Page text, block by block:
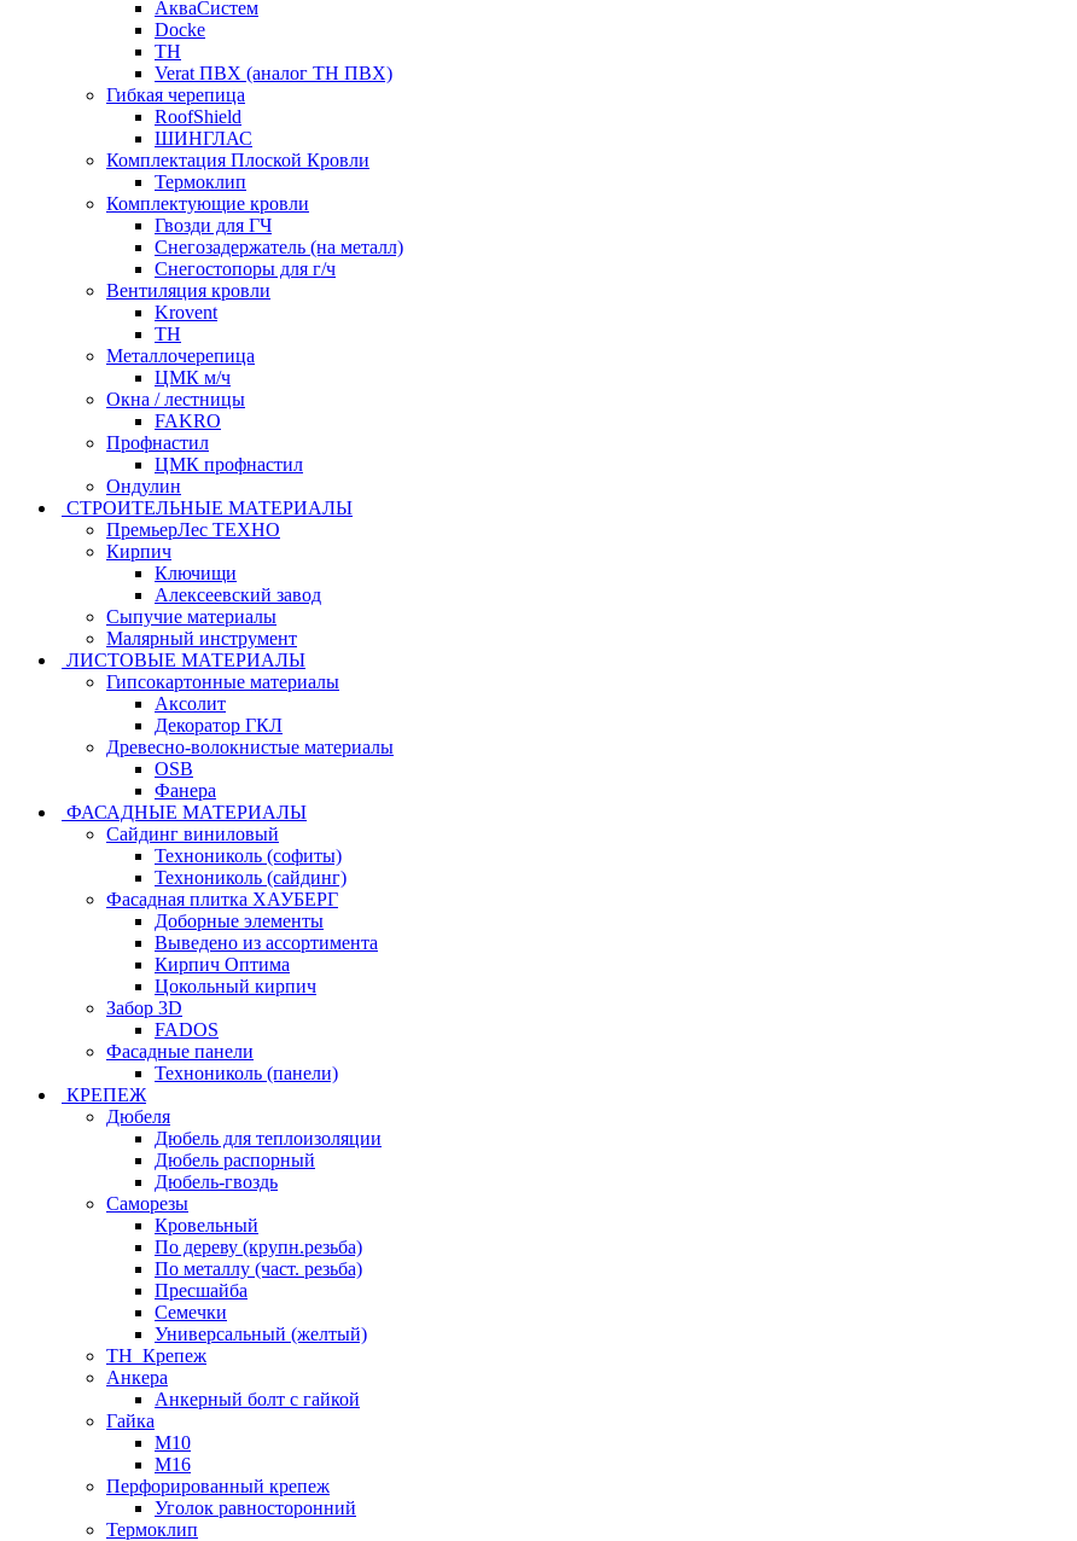
АкваСистем
Docke
ТН
Verat ПВХ (аналог ТН ПВХ)
Гибкая черепица
RoofShield
ШИНГЛАС
Комплектация Плоской Кровли
Термоклип
Комплектующие кровли
Гвозди для ГЧ
Снегозадержатель (на металл)
Снегостопоры для г/ч
Вентиляция кровли
Krovent
ТН
Металлочерепица
ЦМК м/ч
Окна / лестницы
FAKRO
Профнастил
ЦМК профнастил
Ондулин
СТРОИТЕЛЬНЫЕ МАТЕРИАЛЫ
ПремьерЛес ТЕХНО
Кирпич
Ключищи
Алексеевский завод
Сыпучие материалы
Малярный инструмент
ЛИСТОВЫЕ МАТЕРИАЛЫ
Гипсокартонные материалы
Аксолит
Декоратор ГКЛ
Древесно-волокнистые материалы
OSB
Фанера
ФАСАДНЫЕ МАТЕРИАЛЫ
Сайдинг виниловый
Технониколь (софиты)
Технониколь (сайдинг)
Фасадная плитка ХАУБЕРГ
Доборные элементы
Выведено из ассортимента
Кирпич Оптима
Цокольный кирпич
Забор 3D
FADOS
Фасадные панели
Технониколь (панели)
КРЕПЕЖ
Дюбеля
Дюбель для теплоизоляции
Дюбель распорный
Дюбель-гвоздь
Саморезы
Кровельный
По дереву (крупн.резьба)
По металлу (част. резьба)
Пресшайба
Семечки
Универсальный (желтый)
ТН_Крепеж
Анкера
Анкерный болт с гайкой
Гайка
М10
М16
Перфорированный крепеж
Уголок равносторонний
Термоклип